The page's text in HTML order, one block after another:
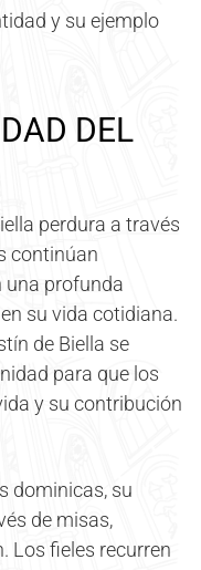
y su ejemplo
DEL
perdura a través
continúan
una profunda
su vida cotidiana.
de Biella se
para que los
y su contribución
dominicas, su
de misas,
Los fieles recurren